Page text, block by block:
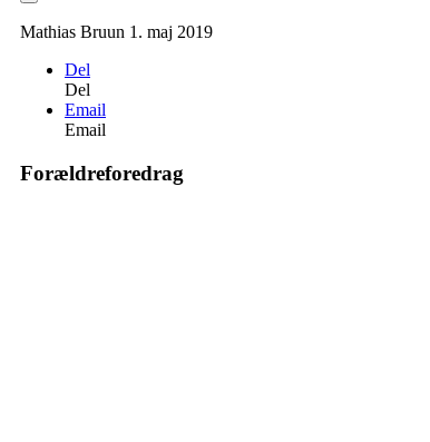
Mathias Bruun 1. maj 2019
Del
Del
Email
Email
Forældreforedrag